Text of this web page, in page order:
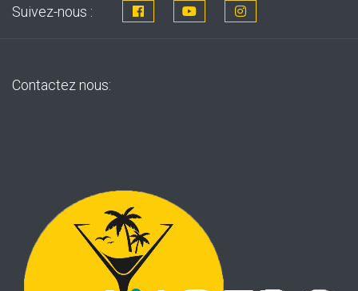
Suivez-nous :
Contactez nous: